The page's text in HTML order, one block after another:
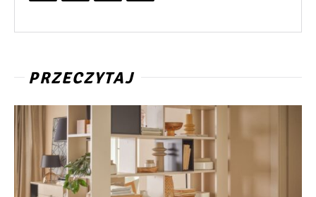
PRZECZYTAJ